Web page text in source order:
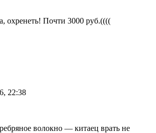
охренеть! Почти 3000 руб.((((
22:38
волокно — китаец врать не